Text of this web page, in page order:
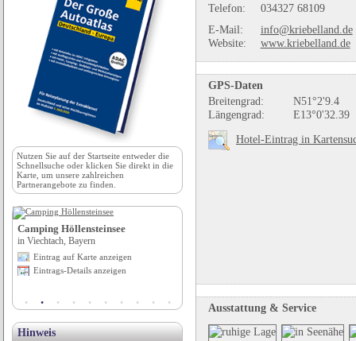
Telefon:
034327 68109
E-Mail:
info@kriebelland.de
Website:
www.kriebelland.de
GPS-Daten
Breitengrad:
N51°2'9.4
Längengrad:
E13°0'32.39
Hotel-Eintrag in
Ausstattung & Service
Nutzen Sie auf der Startseite entweder die
Schnellsuche oder klicken Sie direkt in die
Karte, um unsere zahlreichen
Partnerangebote zu finden.
Camping Höllensteinsee
in Viechtach, Bayern
Eintrag auf Karte anzeigen
Eintrags-Details anzeigen
Hinweis